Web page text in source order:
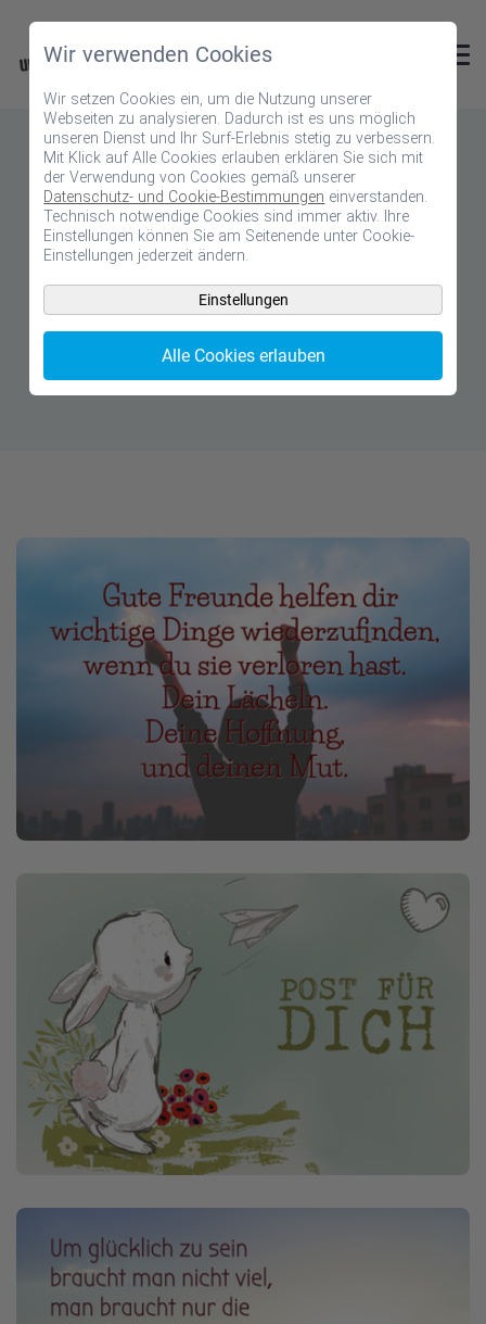
FREUNDSCHAFT
Feiern Sie Ihre
Freundschaft
Freunde sind eine wichtige Stütze im Leben.
Gestalten Sie mit den Freundschaftsmotiven
eine besondere Karte.
Wir verwenden Cookies
Wir setzen Cookies ein, um die Nutzung unserer
Webseiten zu analysieren. Dadurch ist es uns möglich
unseren Dienst und Ihr Surf-Erlebnis stetig zu verbessern.
Mit Klick auf Alle Cookies erlauben erklären Sie sich mit
der Verwendung von Cookies gemäß unserer
Datenschutz- und Cookie-Bestimmungen einverstanden.
Technisch notwendige Cookies sind immer aktiv. Ihre
Einstellungen können Sie am Seitenende unter Cookie-
Einstellungen jederzeit ändern.
Einstellungen
Alle Cookies erlauben